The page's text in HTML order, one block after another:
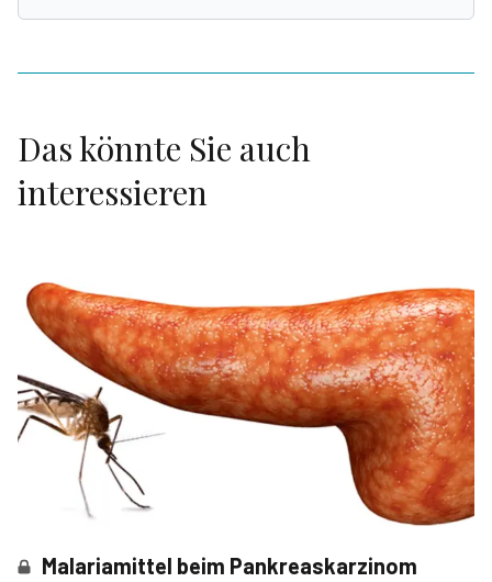
Das könnte Sie auch
interessieren
Malariamittel beim Pankreaskarzinom